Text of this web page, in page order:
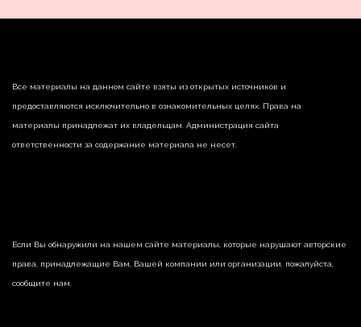
Все материалы на данном сайте взяты из открытых источников и
предоставляются исключительно в ознакомительных целях. Права на
материалы принадлежат их владельцам. Администрация сайта
ответственности за содержание материала не несет.
Если Вы обнаружили на нашем сайте материалы, которые нарушают авторские
права, принадлежащие Вам, Вашей компании или организации, пожалуйста,
сообщите нам.